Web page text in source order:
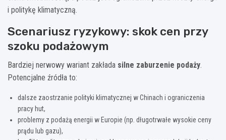
i politykę klimatyczną.
Scenariusz ryzykowy: skok cen przy
szoku podażowym
Bardziej nerwowy wariant zakłada silne zaburzenie podaży.
Potencjalne źródła to:
dalsze zaostrzanie polityki klimatycznej w Chinach i ograniczenia
pracy hut,
problemy z podażą energii w Europie (np. długotrwałe wysokie ceny
prądu lub gazu),